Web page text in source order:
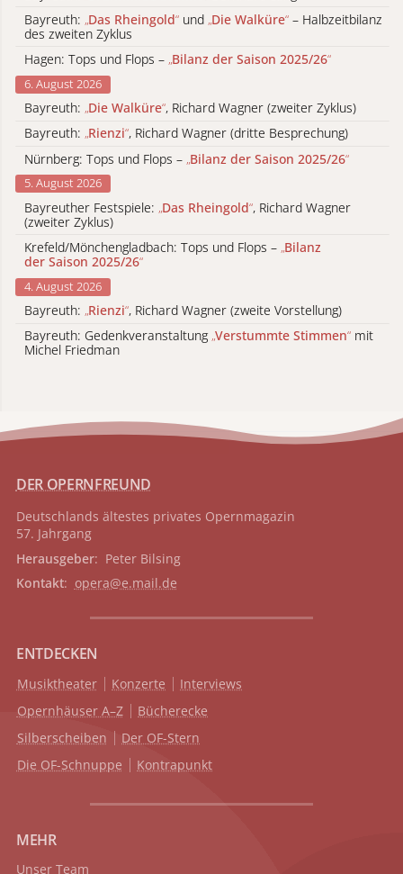
Bayreuth: „Das Rheingold“ und „Die Walküre“ – Halbzeitbilanz
des zweiten Zyklus
Hagen: Tops und Flops – „Bilanz der Saison 2025/26“
6. August 2026
Bayreuth: „Die Walküre“, Richard Wagner (zweiter Zyklus)
Bayreuth: „Rienzi“, Richard Wagner (dritte Besprechung)
Nürnberg: Tops und Flops – „Bilanz der Saison 2025/26“
5. August 2026
Bayreuther Festspiele: „Das Rheingold“, Richard Wagner
(zweiter Zyklus)
Krefeld/Mönchengladbach: Tops und Flops – „Bilanz
der Saison 2025/26“
4. August 2026
Bayreuth: „Rienzi“, Richard Wagner (zweite Vorstellung)
Bayreuth: Gedenkveranstaltung „Verstummte Stimmen“ mit
Michel Friedman
DER OPERNFREUND
Deutschlands ältestes privates Opernmagazin
57. Jahrgang
Herausgeber: Peter Bilsing
Kontakt: opera@e.mail.de
ENTDECKEN
Musiktheater Konzerte
Interviews
Opernhäuser A–Z
Bücherecke
Silberscheiben
Der OF-Stern
Die OF-Schnuppe
Kontrapunkt
MEHR
Unser Team